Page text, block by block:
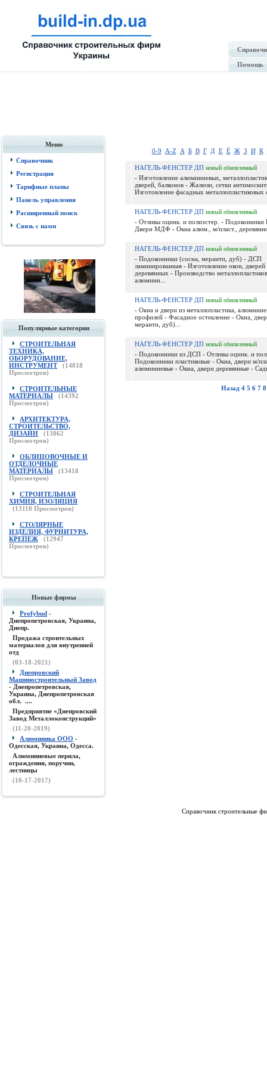
Помощь
Меню
Справочник
Регистрация
Тарифные планы
Панель управления
Расширенный поиск
Связь с нами
Популярные категории
СТРОИТЕЛЬНАЯ
ТЕХНИКА,
ОБОРУДОВАНИЕ,
ИНСТРУМЕНТ
(14818
Просмотров)
СТРОИТЕЛЬНЫЕ
МАТЕРИАЛЫ
(14392
Просмотров)
АРХИТЕКТУРА,
СТРОИТЕЛЬСТВО,
ДИЗАЙН
(13862
Просмотров)
ОБЛИЦОВОЧНЫЕ И
ОТДЕЛОЧНЫЕ
МАТЕРИАЛЫ
(13418
Просмотров)
СТРОИТЕЛЬНАЯ
ХИМИЯ, ИЗОЛЯЦИЯ
(13110 Просмотров)
СТОЛЯРНЫЕ
ИЗДЕЛИЯ, ФУРНИТУРА,
КРЕПЕЖ
(12947
Просмотров)
Новые фирмы
Profybud -
Днепропетровская, Украина,
Днепр.
Продажа строительных
материалов для внутренней
отд
(03-18-2021)
Днепровский
Машиностроительный Завод
- Днепропетровская,
Украина, Днепропетровская
обл. ....
Предприятие «Днепровский
Завод Металлоконструкций»
(11-20-2019)
Алюминика ООО -
Одесская, Украина, Одесса.
Алюминиевые перила,
ограждения, поручни,
лестницы
(10-17-2017)
0-9 A-Z А Б В Г Д Е Ё Ж З И К
НАГЕЛЬ-ФЕНСТЕР ДП новый обновленный
- Изготовление алюминиевых,
дверей, балконов - Жалюзи, сетки
Изготовление фасадных металлопластиковых
НАГЕЛЬ-ФЕНСТЕР ДП новый обновленный
- Отливы оцинк. и полиэстер. -
Двери МДФ - Окна алюм., м/пласт.,
НАГЕЛЬ-ФЕНСТЕР ДП новый обновленный
- Подоконники (сосна, меранти, дуб) - ДСП
ламинированная - Изготовление окон,
деревянных - Производство
алюмини...
НАГЕЛЬ-ФЕНСТЕР ДП новый обновленный
- Окна и двери из металлопластика,
профилей - Фасадное остекление - Окна,
меранти, дуб)...
НАГЕЛЬ-ФЕНСТЕР ДП новый обновленный
- Подоконники из ДСП - Отливы оцинк. и
Подоконники пластиковые - Окна, двери м/
алюминиевые - Окна, двери деревянные -
Назад 4 5 6 7 8
Справочник строительные